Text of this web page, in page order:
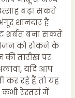
बढ़ा सकते
शानदार हैं
शर्बत बना सकते
को रोकने के
तारीख पर
यदि आप
कर रहे हैं तो यह
रेस्तरां में